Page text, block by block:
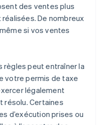
des ventes plus
De nombreux
si vos ventes
peut entraîner la
votre permis de taxe
légalement
résolu. Certaines
d’exécution prises ou